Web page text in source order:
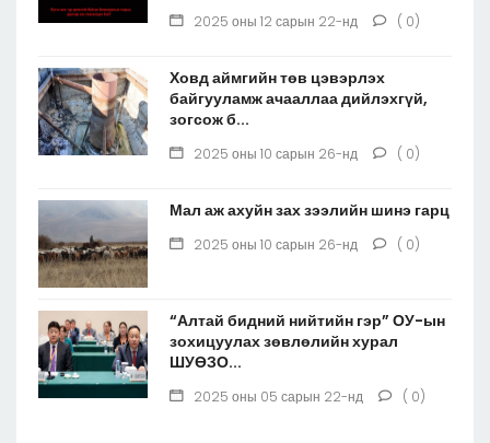
2025 оны 12 сарын 22-нд ( 0)
Ховд аймгийн төв цэвэрлэх
байгууламж ачааллаа дийлэхгүй,
зогсож б...
2025 оны 10 сарын 26-нд ( 0)
Мал аж ахуйн зах зээлийн шинэ гарц
2025 оны 10 сарын 26-нд ( 0)
“Алтай бидний нийтийн гэр” ОУ-ын
зохицуулах зөвлөлийн хурал
ШУӨЗО...
2025 оны 05 сарын 22-нд ( 0)